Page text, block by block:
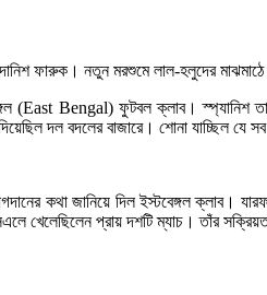
দানিশ ফারুক। নতুন মরশুমে লাল-হলুদের
(East Bengal) ফুটবল ক্লাব। স্প্যানিশ
দল বদলের বাজারে। শোনা যাচ্ছিল
কথা জানিয়ে দিল ইস্টবেঙ্গল
খেলেছিলেন প্রায় দশটি ম্যাচ। তাঁর